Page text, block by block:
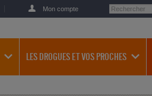
Mon compte
LES DROGUES ET VOS PROCHES